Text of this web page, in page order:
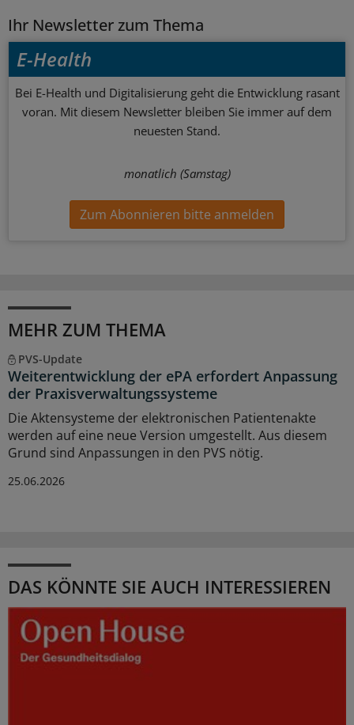
Ihr Newsletter zum Thema
E-Health
Bei E-Health und Digitalisierung geht die Entwicklung rasant
voran. Mit diesem Newsletter bleiben Sie immer auf dem
neuesten Stand.
monatlich (Samstag)
Zum Abonnieren bitte anmelden
MEHR ZUM THEMA
PVS-Update
Weiterentwicklung der ePA erfordert Anpassung
der Praxisverwaltungssysteme
Die Aktensysteme der elektronischen Patientenakte
werden auf eine neue Version umgestellt. Aus diesem
Grund sind Anpassungen in den PVS nötig.
25.06.2026
DAS KÖNNTE SIE AUCH INTERESSIEREN